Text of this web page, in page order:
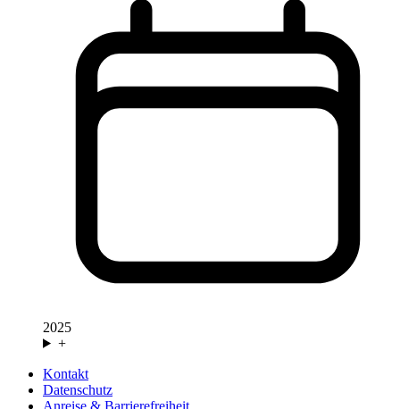
2025
+
Kontakt
Datenschutz
Anreise & Barrierefreiheit